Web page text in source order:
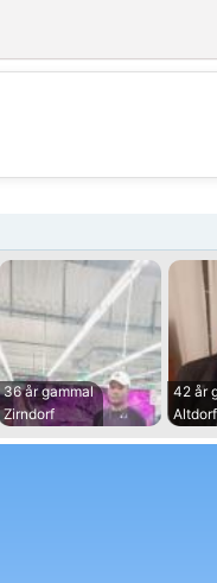
36 år gammal
Zirndorf
42 år
Altdorf